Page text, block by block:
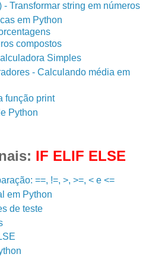
- Transformar string em números
em Python
compostos
Simples
- Calculando média em
função print
Python
IF ELIF ELSE
==, !=, >, >=, < e <=
em Python
de teste